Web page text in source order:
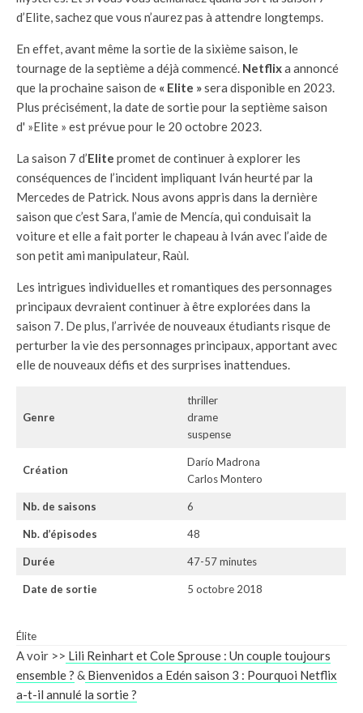
d’Elite, sachez que vous n’aurez pas à attendre longtemps.
En effet, avant même la sortie de la sixième saison, le
tournage de la septième a déjà commencé. Netflixa annoncé
que la prochaine saison de « Elite »sera disponible en 2023.
Plus précisément, la date de sortie pour la septième saison
d' »Elite » est prévue pour le 20 octobre 2023.
La saison 7 d’Elite promet de continuer à explorer les
conséquences de l’incident impliquant Iván heurté par la
Mercedes de Patrick. Nous avons appris dans la dernière
saison que c’est Sara, l’amie de Mencía, qui conduisait la
voiture et elle a fait porter le chapeau à Iván avec l’aide de
son petit ami manipulateur, Raùl.
Les intrigues individuelles et romantiques des personnages
principaux devraient continuer à être explorées dans la
saison 7. De plus, l’arrivée de nouveaux étudiants risque de
perturber la vie des personnages principaux, apportant avec
elle de nouveaux défis et des surprises inattendues.
Genre
thriller
drame
suspense
Création
Darío Madrona
Carlos Montero
Nb. de saisons 6
Nb. d’épisodes 48
Durée 47-57 minutes
Date de sortie 5 octobre 2018
Élite
A voir >> Lili Reinhart et Cole Sprouse : Un couple toujours
ensemble ? & Bienvenidos a Edén saison 3 : Pourquoi Netflix
a-t-il annulé la sortie ?